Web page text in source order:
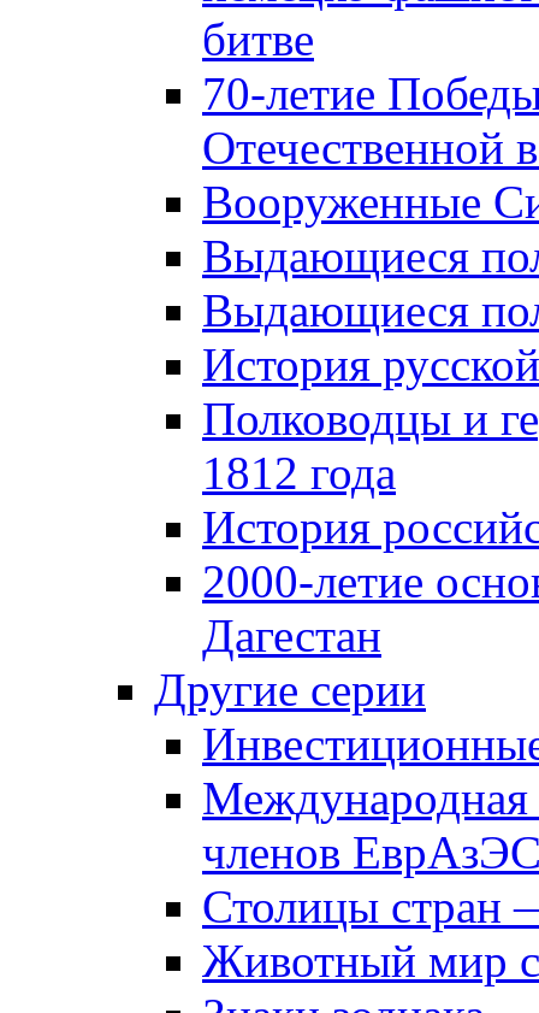
битве
70-летие
Отечественной
Вооруженные
Выдающиеся
Выдающиеся
История
Полководцы и
1812 года
История
2000-летие
Дагестан
Другие серии
Международная
членов
Столицы стран
Животный мир